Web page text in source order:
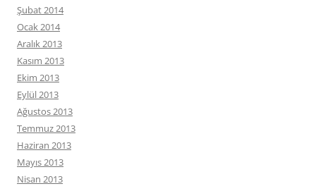
Şubat 2014
Ocak 2014
Aralık 2013
Kasım 2013
Ekim 2013
Eylül 2013
Ağustos 2013
Temmuz 2013
Haziran 2013
Mayıs 2013
Nisan 2013